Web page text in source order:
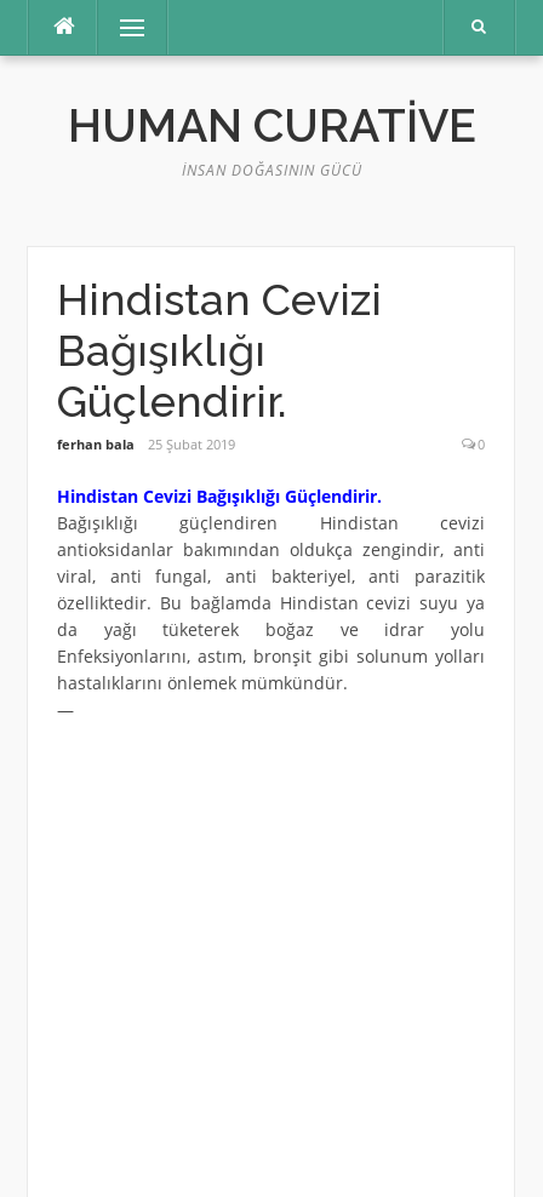
Menü
HUMAN CURATIVE
İNSAN DOĞASININ GÜCÜ
Hindistan Cevizi
Bağışıklığı
Güçlendirir.
ferhan bala 25 Şubat 2019 0
Hindistan Cevizi Bağışıklığı Güçlendirir.
Bağışıklığı güçlendiren Hindistan cevizi
antioksidanlar bakımından oldukça zengindir, anti
viral, anti fungal, anti bakteriyel, anti parazitik
özelliktedir. Bu bağlamda Hindistan cevizi suyu ya
da yağı tüketerek boğaz ve idrar yolu
Enfeksiyonlarını, astım, bronşit gibi solunum yolları
hastalıklarını önlemek mümkündür.
—